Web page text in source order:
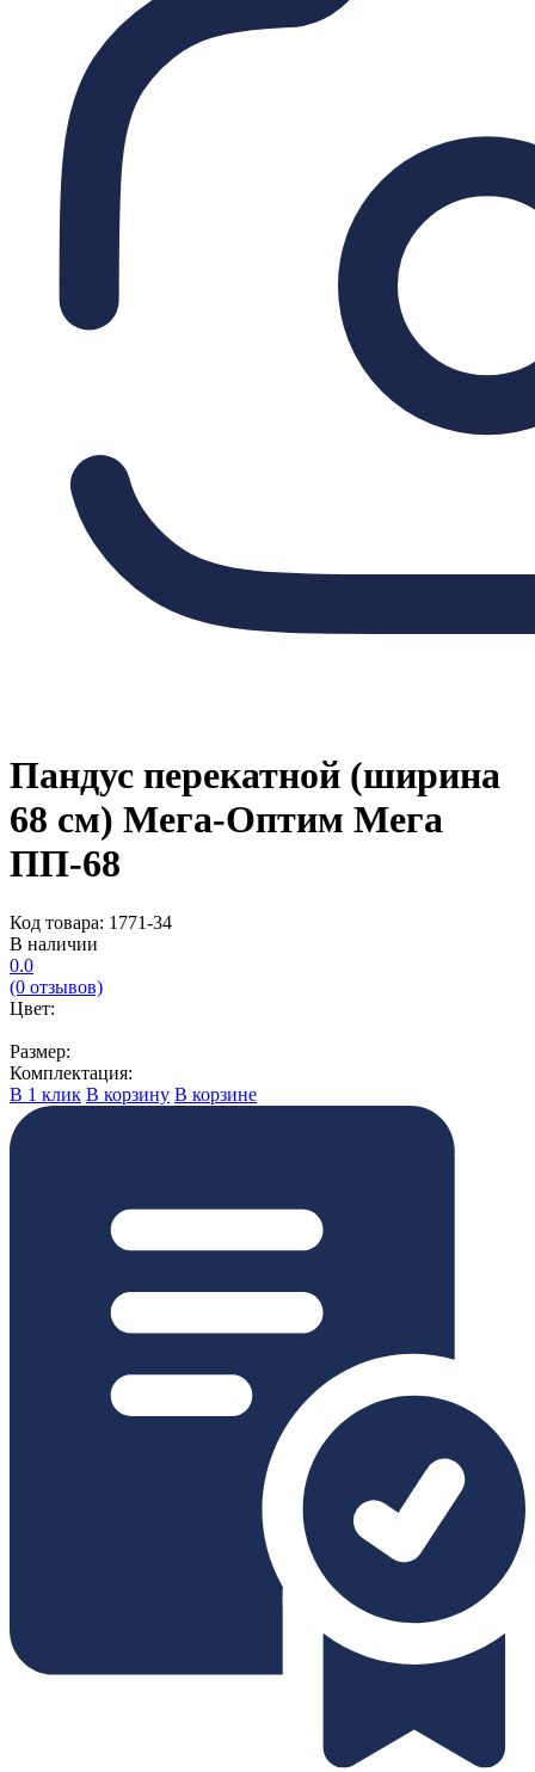
Пандус перекатной (ширина
68 см) Мега-Оптим Мега
ПП-68
Код товара: 1771-34
В наличии
0.0
(0 отзывов)
Цвет:
Размер:
Комплектация:
В 1 клик В корзину В корзине